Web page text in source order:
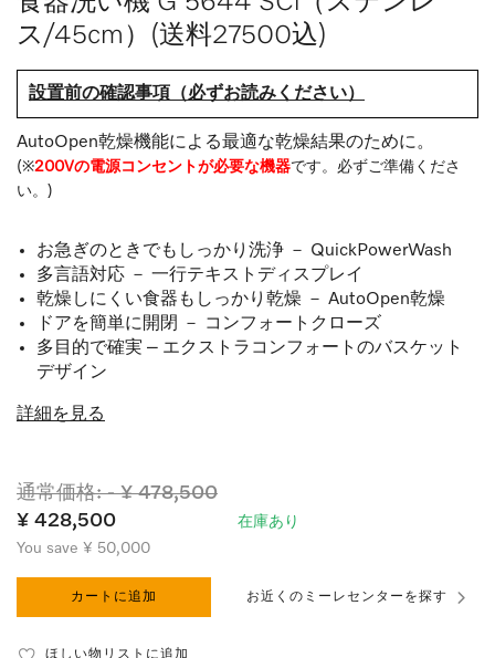
ス/45cm）(送料27500込)
設置前の確認事項（必ずお読みください）
AutoOpen乾燥機能による最適な乾燥結果のために。
(※200Vの電源コンセントが必要な機器です。必ずご準備くださ
い。)
お急ぎのときでもしっかり洗浄 － QuickPowerWash
多言語対応 － 一行テキストディスプレイ
乾燥しにくい食器もしっかり乾燥 － AutoOpen乾燥
ドアを簡単に開閉 － コンフォートクローズ
多目的で確実 – エクストラコンフォートのバスケット
デザイン
詳細を見る
通常価格: - ¥ 478,500
¥ 428,500
在庫あり
You save ¥ 50,000
カートに追加 お近くのミーレセンターを探す
ほしい物リストに追加